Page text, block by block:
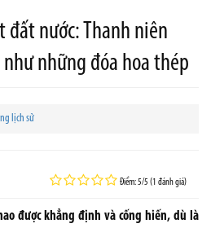
đất nước: Thanh niên
những đóa hoa thép
lịch sử
Điểm: 5/5 (1 đánh giá)
được khẳng định và cống hiến, dù là